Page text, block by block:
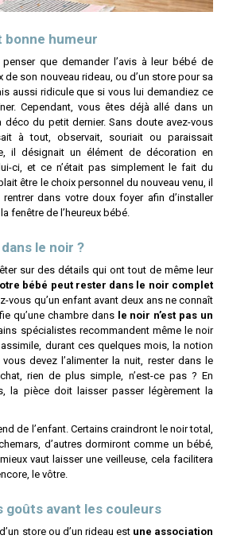
bonne humeur
que demander l’avis à leur bébé de
son nouveau rideau, ou d’un store pour sa
aussi ridicule que si vous lui demandiez ce
Cependant, vous êtes déjà allé dans un
du petit dernier. Sans doute avez-vous
à tout, observait, souriait ou paraissait
il désignait un élément de décoration en
ci, et ce n’était pas simplement le fait du
être le choix personnel du nouveau venu, il
dans votre doux foyer afin d’installer
fenêtre de l’heureux bébé.
le noir ?
sur des détails qui ont tout de même leur
bébé peut rester dans le noir complet
vous qu’un enfant avant deux ans ne connaît
qu’une chambre dans le noir n’est pas un
spécialistes recommandent même le noir
durant ces quelques mois, la notion
devez l’alimenter la nuit, rester dans le
rien de plus simple, n’est-ce pas ? En
la pièce doit laisser passer légèrement la
de l’enfant. Certains craindront le noir total,
d’autres dormiront comme un bébé,
vaut laisser une veilleuse, cela facilitera
le vôtre.
goûts avant les couleurs
store ou d’un rideau est une association